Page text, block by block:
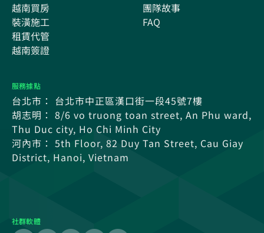
越南買房
裝潢施工
租賃代管
越南簽證
團隊故事
FAQ
服務據點
台北市： 台北市中正區漢口街一段45號7樓
胡志明： 8/6 vo truong toan street, An Phu ward,
Thu Duc city, Ho Chi Minh City
河內市： 5th Floor, 82 Duy Tan Street, Cau Giay
District, Hanoi, Vietnam
社群軟體